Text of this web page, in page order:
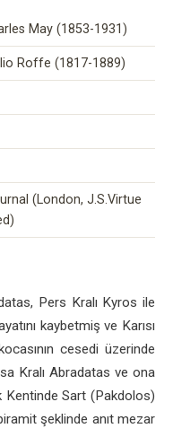
May (1853-1931)
Roffe (1817-1889)
(London, J.S.Virtue
Pers Kralı Kyros ile
kaybetmiş ve Karısı
cesedi üzerinde
Kralı Abradatas ve ona
Kentinde Sart (Pakdolos)
şeklinde anıt mezar